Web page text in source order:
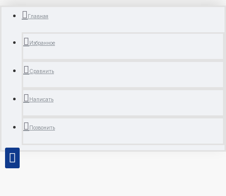
Главная
Избранное
Сравнить
Написать
Позвонить